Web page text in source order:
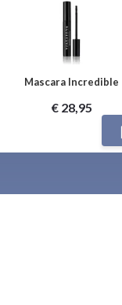
Mascara Incredible
€ 28,95